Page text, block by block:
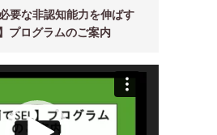
要な非認知能力を伸ばす
プログラムのご案内